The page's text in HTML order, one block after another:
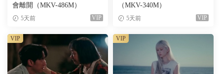
會離開（MKV-486M）
5天前 VIP
（MKV-340M）
5天前 VIP
VIP VIP